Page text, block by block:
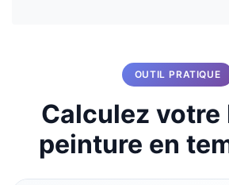
OUTIL PRATIQUE
Calculez votre
peinture en